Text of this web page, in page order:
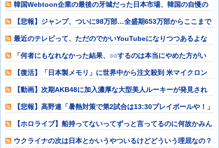
韓国Webtoon企業の最後の牙城だった日本市場、韓国の自慢の
種だった某
【悲報】ジャンプ、ついに98万部…全盛期653万部からここまで
落ちる他
最近のテレビって、ただのでかいYouTubeになりつつあるよな
他
「何者にもなれなかった結果、○○するのは本当にやめた方がい
い。それやって
【復活】「日本製メモリ」に世界中から注文殺到 米マイクロン
が１兆５０００
【動画】次期AKB48に加入濃厚な大型美人ルーキーが発見され
てしまうｗｗ
【悲報】高野連「暑熱対策で第2試合は13:30プレイボールや！」
他
【ホロライブ】船持ってないってずっと言ってるのに何故かみん
な船上にいるよ
ウクライナの次は日本とかいうやついるけどどういう理屈なの？